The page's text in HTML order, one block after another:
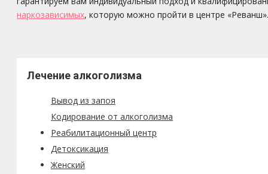
наркозависимых, которую можно пройти в центре «Реванш».
Лечение алкоголизма
Вывод из запоя
Кодирование от алкоголизма
Реабилитационный центр
Детоксикация
Женский